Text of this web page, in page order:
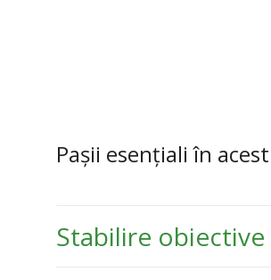
Pașii esențiali în
Stabilire obiective